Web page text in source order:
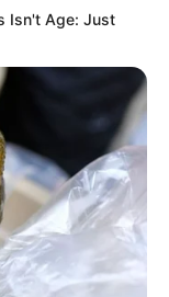
Isn't Age: Just